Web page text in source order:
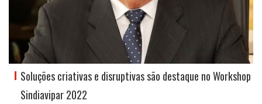
Soluções criativas e disruptivas são destaque no Workshop
Sindiavipar 2022